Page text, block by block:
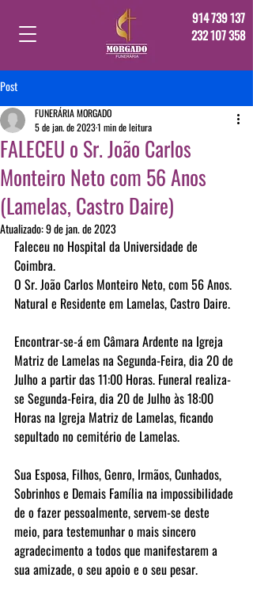
914 739 137
232 107 358
Post
FALECEU o Sr. João Carlos
Monteiro Neto com 56 Anos
(Lamelas, Castro Daire)
FUNERÁRIA MORGADO
5 de jan. de 20231 min de leitura
Atualizado:9 de jan. de 2023
Faleceu no Hospital da Universidade de
Coimbra.
O Sr. João Carlos Monteiro Neto, com 56 Anos.
Natural e Residente em Lamelas, Castro Daire.
Encontrar-se-á em Câmara Ardente na Igreja
Matriz de Lamelas na Segunda-Feira, dia 20 de
Julho a partir das 11:00 Horas. Funeral realiza-
se Segunda-Feira, dia 20 de Julho às 18:00
Horas na Igreja Matriz de Lamelas, ficando
sepultado no cemitério de Lamelas.
Sua Esposa, Filhos, Genro, Irmãos, Cunhados,
Sobrinhos e Demais Família na impossibilidade
de o fazer pessoalmente, servem-se deste
meio, para testemunhar o mais sincero
agradecimento a todos que manifestarem a
sua amizade, o seu apoio e o seu pesar.